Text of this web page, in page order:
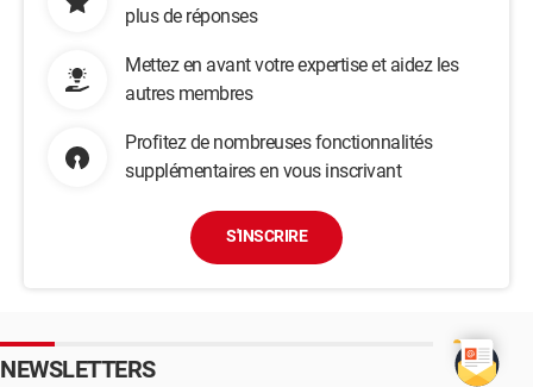
plus de réponses
Mettez en avant votre expertise et aidez les
autres membres
Profitez de nombreuses fonctionnalités
supplémentaires en vous inscrivant
S'INSCRIRE
NEWSLETTERS